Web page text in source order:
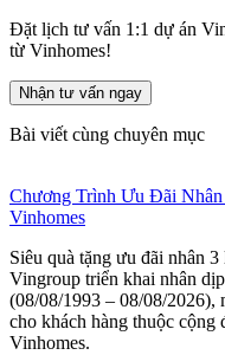
Đặt lịch tư vấn 1:1 dự án
từ Vinhomes!
Nhận tư vấn ngay
Bài viết cùng chuyên mục
Chương Trình Ưu Đãi
Vinhomes
Siêu quà tặng ưu đãi nhân
Vingroup triển khai nhân
(08/08/1993 – 08/08/2026),
cho khách hàng thuộc
Vinhomes.